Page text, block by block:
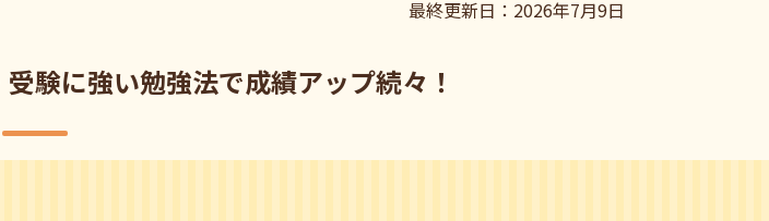
最終更新日：2026年7月9日
験に強い勉強法で成績アップ続々！